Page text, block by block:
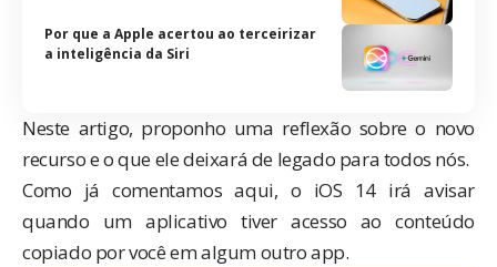
Por que a Apple acertou ao terceirizar
a inteligência da Siri
Neste artigo, proponho uma reflexão sobre o novo
recurso e o que ele deixará de legado para todos nós.
Como já comentamos aqui, o iOS 14 irá avisar
quando um aplicativo tiver acesso ao conteúdo
copiado por você em algum outro app.